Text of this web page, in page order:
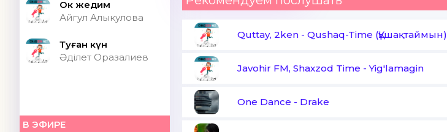
Ок жедим
Айгул Алыкулова
Туған күн
Әділет Оразалиев
В ЭФИРЕ
Quttay, 2ken - Qushaq-Time (Құшақтаймын)
Javohir FM, Shaxzod Time -Yig'lamagin
One Dance - Drake